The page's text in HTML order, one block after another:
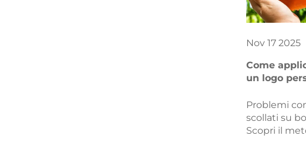
Nov 17 2025
Come
un logo
Problemi
scollati su
Scopri il